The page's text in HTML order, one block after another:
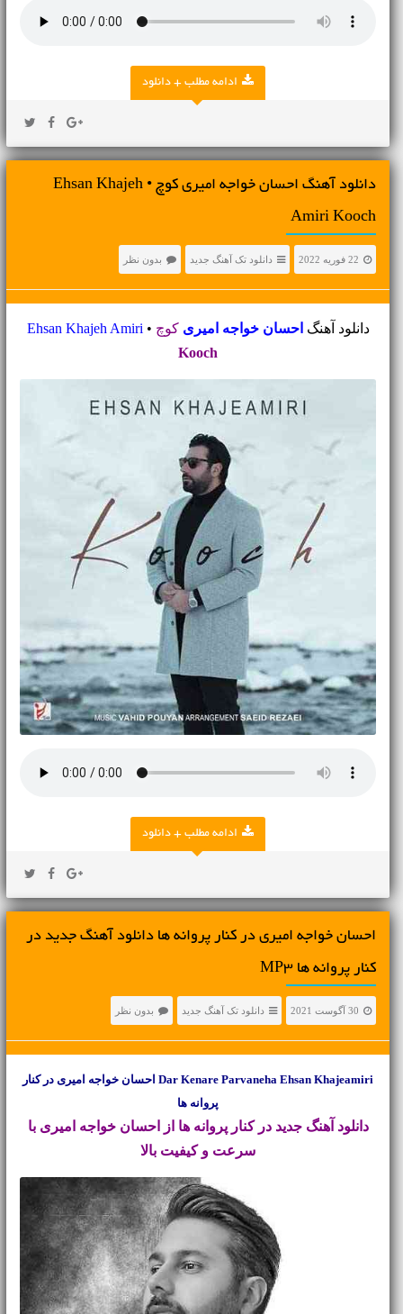
ادامه مطلب + دانلود
دانلود آهنگ احسان خواجه امیری کوچ • Ehsan Khajeh
Amiri Kooch
22 فوریه 2022 دانلود تک آهنگ جدید بدون نظر
دانلود آهنگ احسان خواجه امیری کوچ •
Ehsan Khajeh Amiri
Kooch
ادامه مطلب + دانلود
احسان خواجه امیری در کنار پروانه ها دانلود آهنگ جدید در
کنار پروانه ها MP3
30 آگوست 2021 دانلود تک آهنگ جدید بدون نظر
Dar Kenare Parvaneha Ehsan Khajeamiri احسان خواجه امیری در کنار
پروانه ها
دانلود آهنگ جدید در کنار پروانه ها از احسان خواجه امیری با
سرعت و کیفیت بالا